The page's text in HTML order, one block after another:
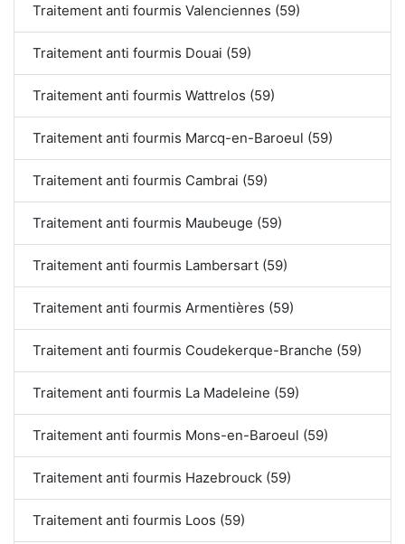
Traitement anti fourmis Valenciennes (59)
Traitement anti fourmis Douai (59)
Traitement anti fourmis Wattrelos (59)
Traitement anti fourmis Marcq-en-Baroeul (59)
Traitement anti fourmis Cambrai (59)
Traitement anti fourmis Maubeuge (59)
Traitement anti fourmis Lambersart (59)
Traitement anti fourmis Armentières (59)
Traitement anti fourmis Coudekerque-Branche (59)
Traitement anti fourmis La Madeleine (59)
Traitement anti fourmis Mons-en-Baroeul (59)
Traitement anti fourmis Hazebrouck (59)
Traitement anti fourmis Loos (59)